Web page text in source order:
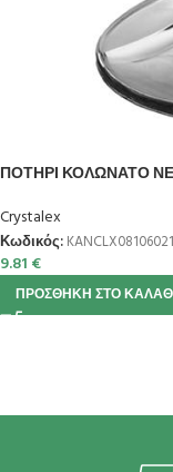
ΠΟΤΗΡΙ ΚΟΛΩΝΑΤΟ
Crystalex
Κωδικός: KANCLX08106021
9.81 €
ΠΡΟΣΘΉΚΗ ΣΤΟ